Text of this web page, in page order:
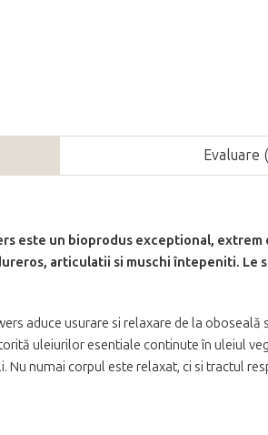
Evaluare
este un bioprodus exceptional,
articulatii si muschi întepeniti. Le
aduce usurare si relaxare de la oboseală
uleiurilor esentiale continute în uleiul
numai corpul este relaxat, ci si tractul